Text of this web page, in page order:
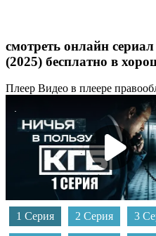
смотреть онлайн
(2025) бесплатно в
Плеер Видео в плеере
1 Серия 2 Серия 3